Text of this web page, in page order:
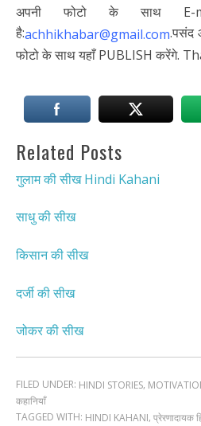
अपनी फोटो के साथ E-
है:achhikhabar@gmail.com.पसंद
फोटो के साथ यहाँ PUBLISH करेंगे.
Related Posts
गुलाम की सीख Hindi Kahani
साधु की सीख
किसान की सीख
दर्जी की सीख
जोकर की सीख
FILED UNDER: HINDI STORIES,
कहानियाँ
TAGGED WITH: HINDI KAHANI, प्रेरणादायक